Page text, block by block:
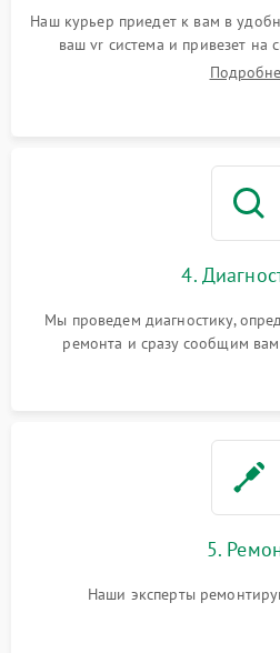
Наш курьер приедет к вам в
ваш vr система и привезет на
4.
Мы проведем диагностику,
ремонта и сразу сообщим
5.
Наши эксперты